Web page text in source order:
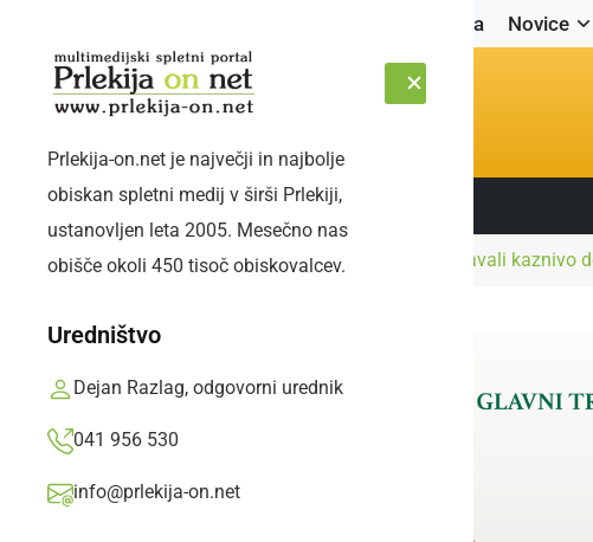
Naslovnica Novice
ČETRTEK, 6. AVGUST 2026 Sledite nam:
Prlekija-on.net je največji in najbolje
obiskan spletni medij v širši Prlekiji,
ustanovljen leta 2005. Mesečno nas
obišče okoli 450 tisoč obiskovalcev.
Uredništvo
Dejan Razlag, odgovorni urednik
041 956 530
info@prlekija-on.net
Naslovnica Črna kronikaPolicisti obravnavali kaznivo